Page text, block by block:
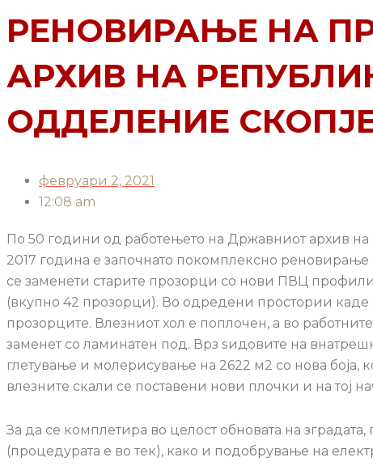
РЕНОВИРАЊЕ НА
АРХИВ НА
ОДДЕЛЕНИЕ
февруари 2, 2021
12:08 am
По 50 години од работењето на Државниот архив
2017 година е започнато покомплексно
се заменети старите прозорци со нови ПВЦ профили
(вкупно 42 прозорци). Во одредени простории
прозорците. Влезниот хол е поплочен, а во
заменет со ламинатен под. Врз ѕидовите на
глетување и молерисување на 2622 м2 со нова боја,
влезните скали се поставени нови плочки и на тој
За да се комплетира во целост обновата на
(процедурата е во тек), како и подобрување на